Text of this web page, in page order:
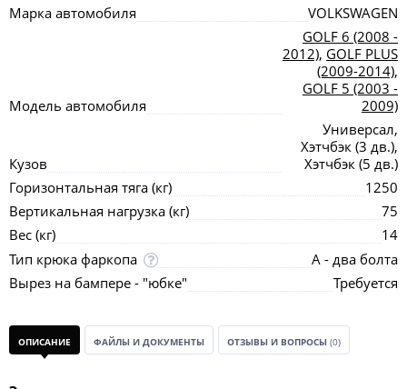
Марка автомобиля
VOLKSWAGEN
Модель автомобиля
GOLF 6 (2008 -
2012), GOLF PLUS
(2009-2014),
GOLF 5 (2003 -
2009)
Кузов
Универсал,
Хэтчбэк (3 дв.),
Хэтчбэк (5 дв.)
Горизонтальная тяга (кг)
1250
Вертикальная нагрузка (кг)
75
Вес (кг)
14
Тип крюка фаркопа
А - два болта
Вырез на бампере - "юбке"
Требуется
ОПИСАНИЕ ФАЙЛЫ И ДОКУМЕНТЫ ОТЗЫВЫ И ВОПРОСЫ (0)